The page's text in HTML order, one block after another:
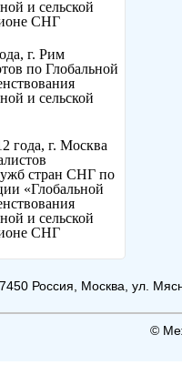
и сельской
СНГ
г. Рим
по Глобальной
и сельской
года, г. Москва
стран СНГ по
«Глобальной
и сельской
СНГ
Россия, Москва, ул.
©